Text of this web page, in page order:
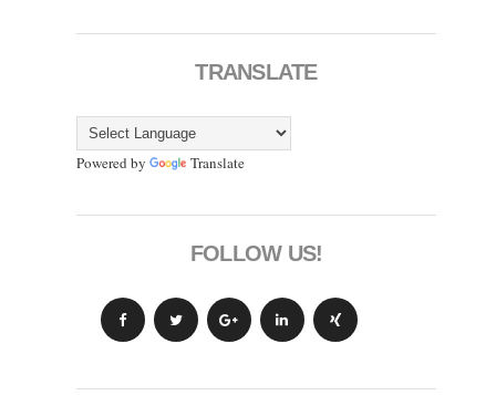
TRANSLATE
Powered by Translate
FOLLOW US!